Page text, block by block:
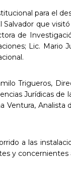
para el
que
de
Lic. Mario
Trigueros,
Jurídicas de
Ventura,
a las
y